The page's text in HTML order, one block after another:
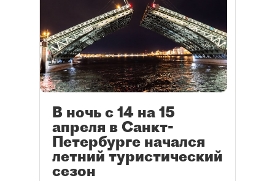
В ночь с 14 на 15
апреля в Санкт-
Петербурге начался
летний туристический
сезон